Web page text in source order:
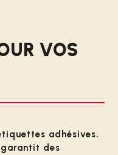
VOS
adhésives.
des